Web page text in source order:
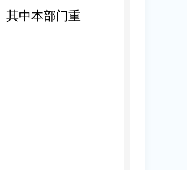
其中本部门重